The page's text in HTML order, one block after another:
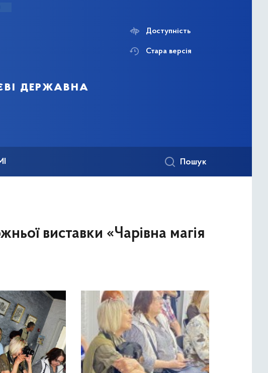
державна
Доступність
Стара версія
Пошук
виставки «Чарівна магія